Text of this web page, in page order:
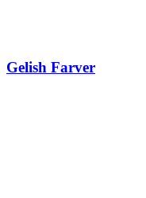
Gelish Farver